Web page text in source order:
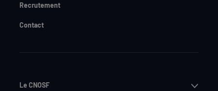
Recrutement
Contact
Le CNOSF